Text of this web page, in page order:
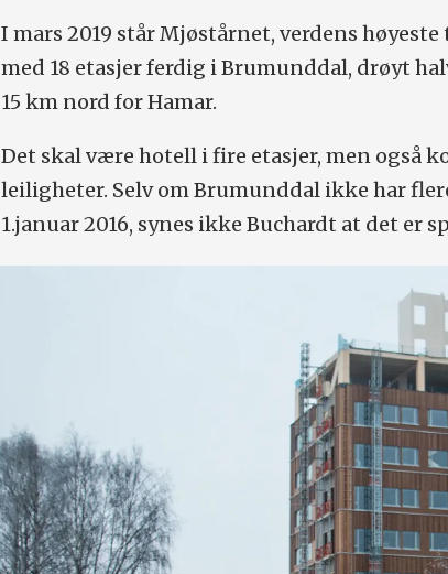
I mars 2019 står Mjøstårnet, verdens
med 18 etasjer ferdig i Brumunddal, drøyt
15 km nord for Hamar.
Det skal være hotell i fire etasjer, men også
leiligheter. Selv om Brumunddal ikke har
1.januar 2016, synes ikke Buchardt at det er